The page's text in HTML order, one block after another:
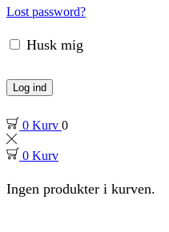
Lost password?
Husk mig
Log ind
0 Kurv 0
0 Kurv
Ingen produkter i kurven.